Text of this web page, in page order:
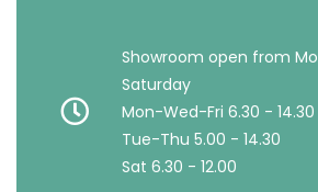
Showroom open from
Saturday
Mon-Wed-Fri 6.30 - 14.30
Tue-Thu 5.00 - 14.30
Sat 6.30 - 12.00